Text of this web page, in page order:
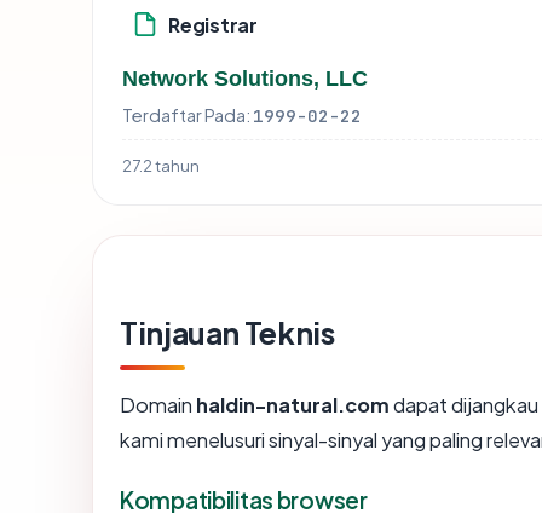
Registrar
Network Solutions, LLC
Terdaftar Pada: 1999-02-22
27.2 tahun
Tinjauan Teknis
Domain haldin-natural.comdapat dijangkau
kami menelusuri sinyal-sinyal yang paling
Kompatibilitas browser